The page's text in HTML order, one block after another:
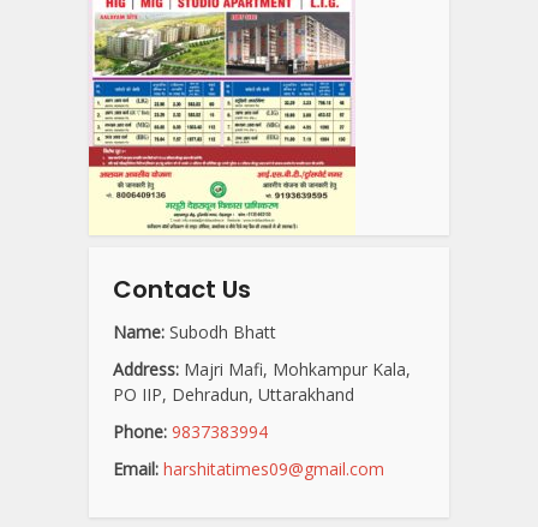
Contact Us
Name: Subodh Bhatt
Address: Majri Mafi, Mohkampur Kala,
PO IIP, Dehradun, Uttarakhand
Phone: 9837383994
Email: harshitatimes09@gmail.com